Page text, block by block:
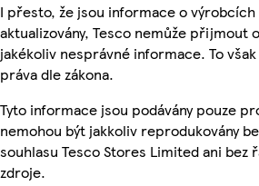
I přesto, že jsou informace o
aktualizovány, Tesco nemůže přijmout
jakékoliv nesprávné informace. To
práva dle zákona.
Tyto informace jsou podávány pouze
nemohou být jakkoliv reprodukovány
souhlasu Tesco Stores Limited ani bez
zdroje.